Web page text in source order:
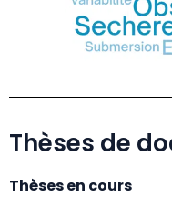
Thèses de
Thèses en cours